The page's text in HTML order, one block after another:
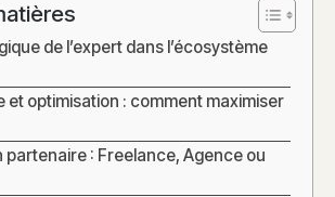
de l’expert dans l’écosystème
et optimisation : comment maximiser
partenaire : Freelance, Agence ou